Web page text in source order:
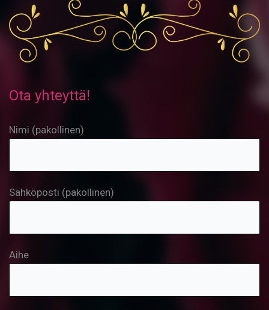
Ota yhteyttä!
Nimi (pakollinen)
Sähköposti (pakollinen)
Aihe